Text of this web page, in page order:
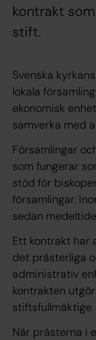
kontrakt
stift.
Svenska
lokala
ekonomisk
samverka med
Församlingar
som fungerar
stöd för
församlingar.
sedan
Ett kontrakt har
det prästerliga
administrativ
kontrakten
stiftsfullmäktige.
När prästerna i